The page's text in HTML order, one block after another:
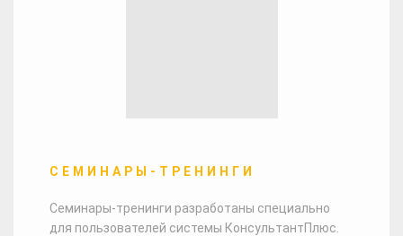
СЕМИНАРЫ-ТРЕНИНГИ
Семинары-тренинги разработаны специально
для пользователей системы КонсультантПлюс.